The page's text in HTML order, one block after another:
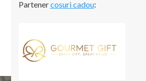
Partenercosuri cadou: